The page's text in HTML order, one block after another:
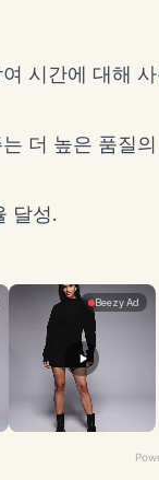
시간에 대해
더 높은 품질
달성.